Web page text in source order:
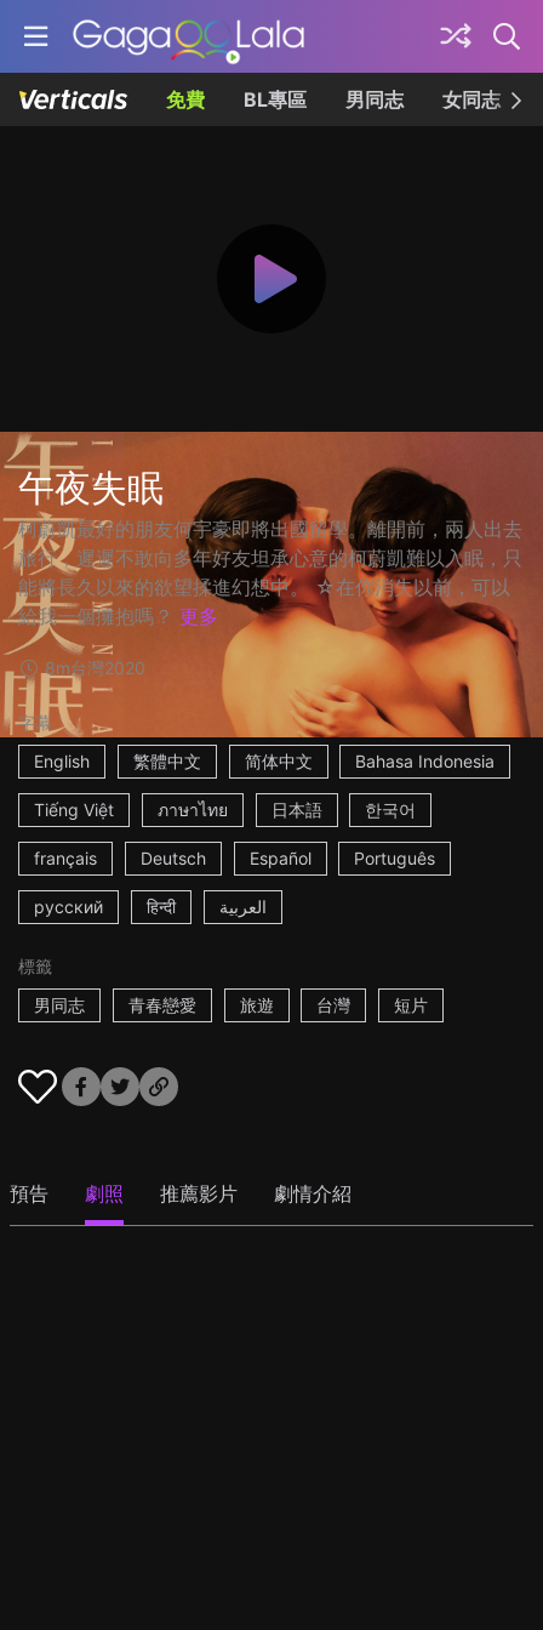
免費 BL專區 男同志 女同志
午夜失眠
柯蔚凱最好的朋友何宇豪即將出國留學。離開前，兩人出去
旅行，遲遲不敢向多年好友坦承心意的柯蔚凱難以入眠，只
能將長久以來的欲望揉進幻想中。 ☆在你消失以前，可以
給我一個擁抱嗎？ 更多
8m台灣2020
字幕
English
繁體中文 简体中文 Bahasa Indonesia
Tiếng Việt ภาษาไทย 日本語 한국어
français Deutsch Español Português
русский हिन्दी العربية
標籤
男同志
青春戀愛 旅遊 台灣 短片
預告 劇照 推薦影片 劇情介紹